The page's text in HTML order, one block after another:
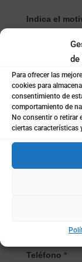
Para ofrecer las
cookies para
consentimiento de
comportamiento de
No consentir o retirar
ciertas características
Indica el
Selecciona
el
Producto/
Nombre
Teléfono *